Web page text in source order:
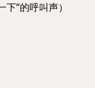
”的呼叫声）